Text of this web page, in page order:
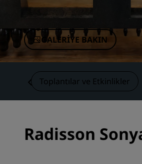
Çin'deki Bağlı Markalar
GALERIYE BAKIN
Toplantılar ve Etkinlikler
Radisson